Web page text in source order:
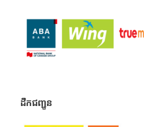
ដឹកជញ្ជូន